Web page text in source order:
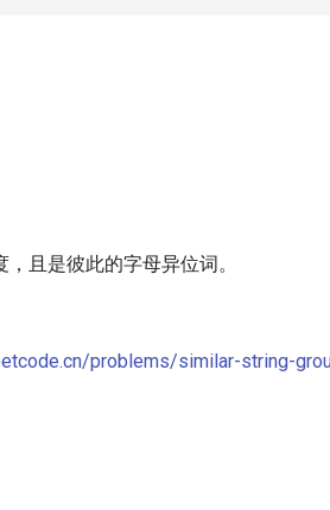
且是彼此的字母异位词。
problems/similar-string-